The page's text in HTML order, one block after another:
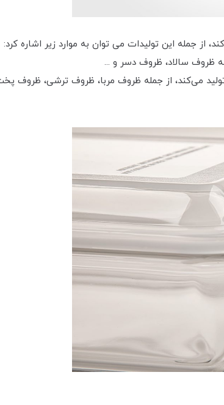
جمله این تولیدات می توان به موارد زیر اشاره کرد:
ظروف سالاد، ظروف دسر و ...
می‌کند، از جمله ظروف مربا، ظروف ترشی، ظروف